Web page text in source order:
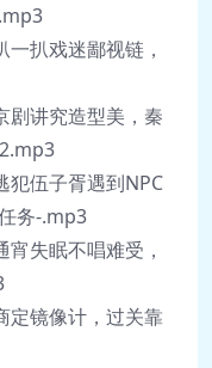
扒戏迷鄙视链，
剧讲究造型美，秦
犯伍子胥遇到NPC
务-.mp3
失眠不唱难受，
定镜像计，过关靠